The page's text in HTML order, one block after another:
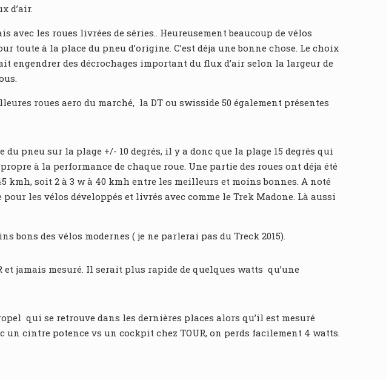
d’air.
avec les roues livrées de séries.. Heureusement beaucoup de vélos
toute à la place du pneu d’origine. C’est déja une bonne chose. Le choix
engendrer des décrochages important du flux d’air selon la largeur de
roues aero du marché, la DT ou swisside 50 également présentes
pneu sur la plage +/- 10 degrés, il y a donc que la plage 15 degrés qui
à la performance de chaque roue. Une partie des roues ont déja été
kmh, soit 2 à 3 w à 40 kmh entre les meilleurs et moins bonnes. A noté
les vélos développés et livrés avec comme le Trek Madone. Là aussi
bons des vélos modernes ( je ne parlerai pas du Treck 2015).
et jamais mesuré. Il serait plus rapide de quelques watts qu’une
qui se retrouve dans les dernières places alors qu’il est mesuré
un cintre potence vs un cockpit chez TOUR, on perds facilement 4 watts.